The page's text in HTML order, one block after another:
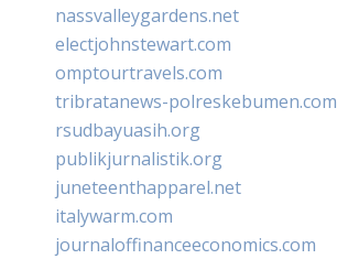
nassvalleygardens.net
electjohnstewart.com
omptourtravels.com
tribratanews-polreskebumen.com
rsudbayuasih.org
publikjurnalistik.org
juneteenthapparel.net
italywarm.com
journaloffinanceeconomics.com